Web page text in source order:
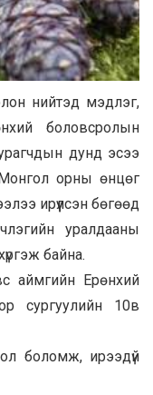
нийтэд мэдлэг,
боловсролын
дунд эсээ
орны өнцөг
ирүүлсэн бөгөөд
уралдааны
байна.
аймгийн Ерөнхий
сургуулийн 10в
боломж, ирээдүй